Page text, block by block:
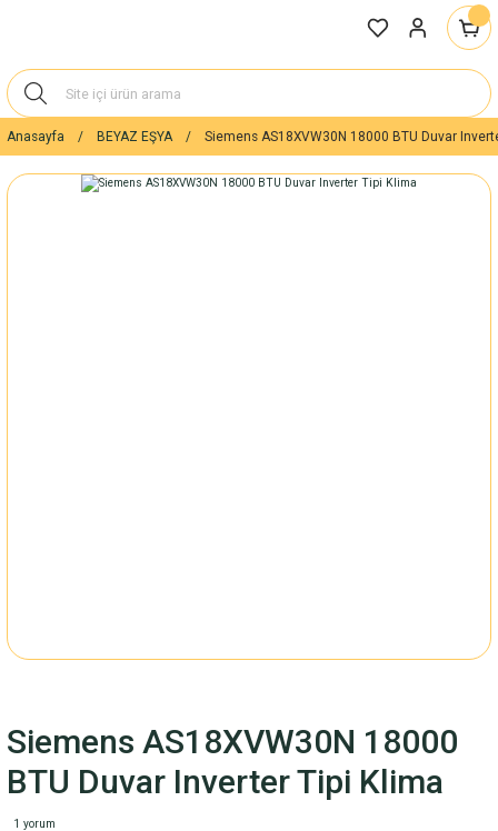
Anasayfa BEYAZ EŞYA Siemens AS18XVW30N 18000 BTU Duvar
Siemens AS18XVW30N 18000
BTU Duvar Inverter Tipi Klima
1 yorum